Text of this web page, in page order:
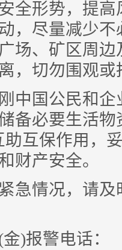
全形势，提
，尽量减少
场、矿区周
，切勿围观
国公民和企
备必要生活
助互保作用，
财产安全。
情况，请及
报警电话：